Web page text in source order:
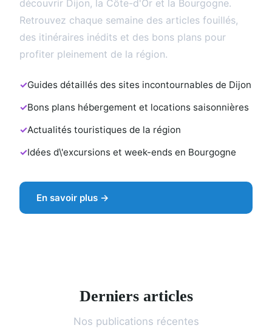
découvrir Dijon, la Côte-d'Or et la Bourgogne.
Retrouvez chaque semaine des articles fouillés,
des itinéraires inédits et des bons plans pour
profiter pleinement de la région.
Guides détaillés des sites incontournables de Dijon
Bons plans hébergement et locations saisonnières
Actualités touristiques de la région
Idées d\'excursions et week-ends en Bourgogne
En savoir plus →
Derniers articles
Nos publications récentes